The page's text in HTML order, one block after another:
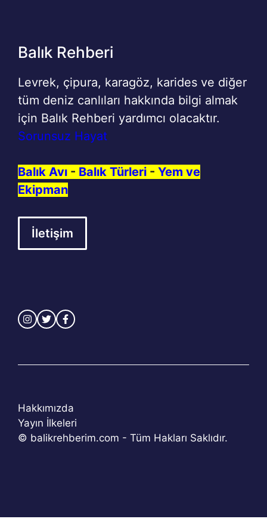
Balık Rehberi
Levrek, çipura, karagöz, karides ve diğer
tüm deniz canlıları hakkında bilgi almak
için Balık Rehberi yardımcı olacaktır.
Sorunsuz Hayat
Balık Avı - Balık Türleri - Yem ve
Ekipman
İletişim
© balikrehberim.com - Tüm Hakları Saklıdır.
Hakkımızda
Yayın İlkeleri